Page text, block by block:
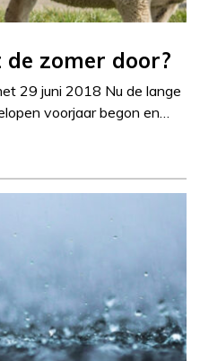
zomer door?
29 juni 2018 Nu de lange
voorjaar begon en…